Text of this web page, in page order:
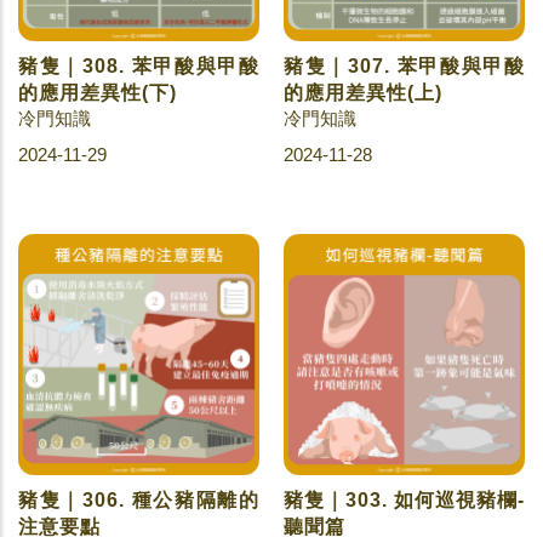
豬隻｜308. 苯甲酸與甲酸
的應用差異性(下)
冷門知識
2024-11-29
豬隻｜307. 苯甲酸與甲酸
的應用差異性(上)
冷門知識
2024-11-28
豬隻｜306. 種公豬隔離的
注意要點
豬隻｜303. 如何巡視豬欄-
聽聞篇